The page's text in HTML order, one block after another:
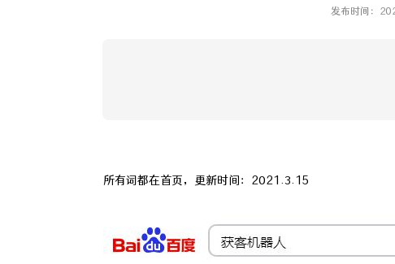
发布时间：
所有词都在首页，更新时间：2021.3.15